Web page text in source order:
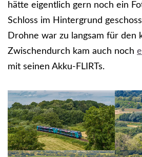
hätte eigentlich gern noch ein
Schloss im Hintergrund
Drohne war zu langsam für den
Zwischendurch kam auch noch
mit seinen Akku-FLIRTs.